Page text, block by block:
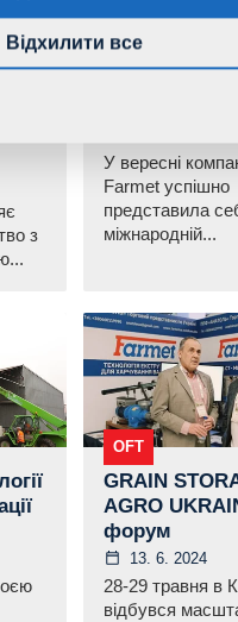
з
OFT
Farmet взяв
У вересні
Farmet успішно
представила
міжнародній...
OFT
GRAIN
AGRO
форум
13. 6. 2024
28-29 травня в
відбувся
Відхилити все